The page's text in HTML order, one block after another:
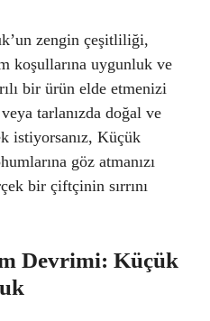
zengin çeşitliliği,
koşullarına uygunluk ve
bir ürün elde etmenizi
tarlanızda doğal ve
istiyorsanız, Küçük
göz atmanızı
bir çiftçinin sırrını
Devrimi: Küçük